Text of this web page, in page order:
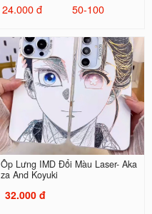
24.000 đ
50-100
Ốp Lưng IMD Đổi Màu Laser- Aka
za And Koyuki
32.000 đ